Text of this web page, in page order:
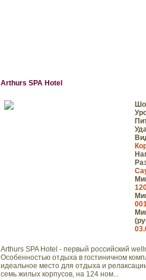
Arthurs SPA Hotel
Arthurs SPA Hotel - первый российский
Особенностью отдыха в гостиничном
идеальное место для отдыха и
семь жилых корпусов, на 124 ном...